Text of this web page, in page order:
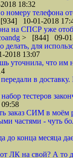
18:32
телефона
10-01-2018
на СПСР уже
> [844] 09-01-
для
13:07
уточнила, что
в
тестеров
заказ СИМ в моём
частями - чуть
до конца месяца
ЛК на свой? А то